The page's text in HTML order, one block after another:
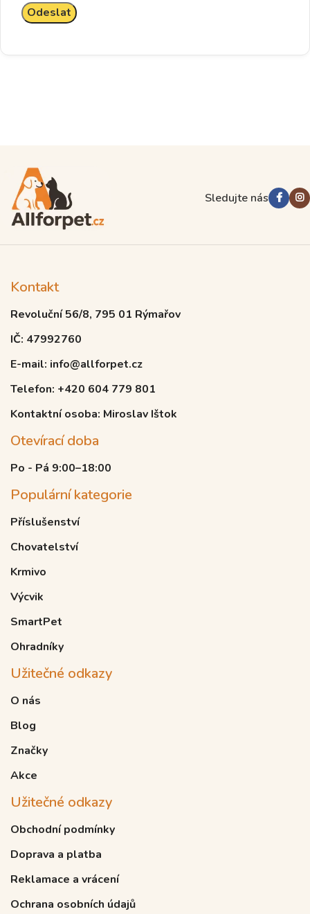
Sledujte nás
Kontakt
Revoluční 56/8, 795 01 Rýmařov
IČ: 47992760
E-mail: info@allforpet.cz
Telefon: +420 604 779 801
Kontaktní osoba: Miroslav Ištok
Otevírací doba
Po - Pá 9:00–18:00
Populární kategorie
Příslušenství
Chovatelství
Krmivo
Výcvik
SmartPet
Ohradníky
Užitečné odkazy
O nás
Blog
Značky
Akce
Užitečné odkazy
Obchodní podmínky
Doprava a platba
Reklamace a vrácení
Ochrana osobních údajů